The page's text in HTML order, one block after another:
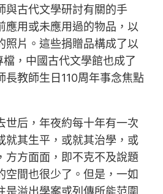
與古代文學研討有關的手
應用或未應用過的物品，以
照片。這些捐贈品構成了以
檔，中國古代文學館也成了
長教師生日110周年事念焦點
世后，年夜約每十年有一次
就其生平，或就其治學，或
方方面面，即不克不及說題
空間也很少了。但是，一如